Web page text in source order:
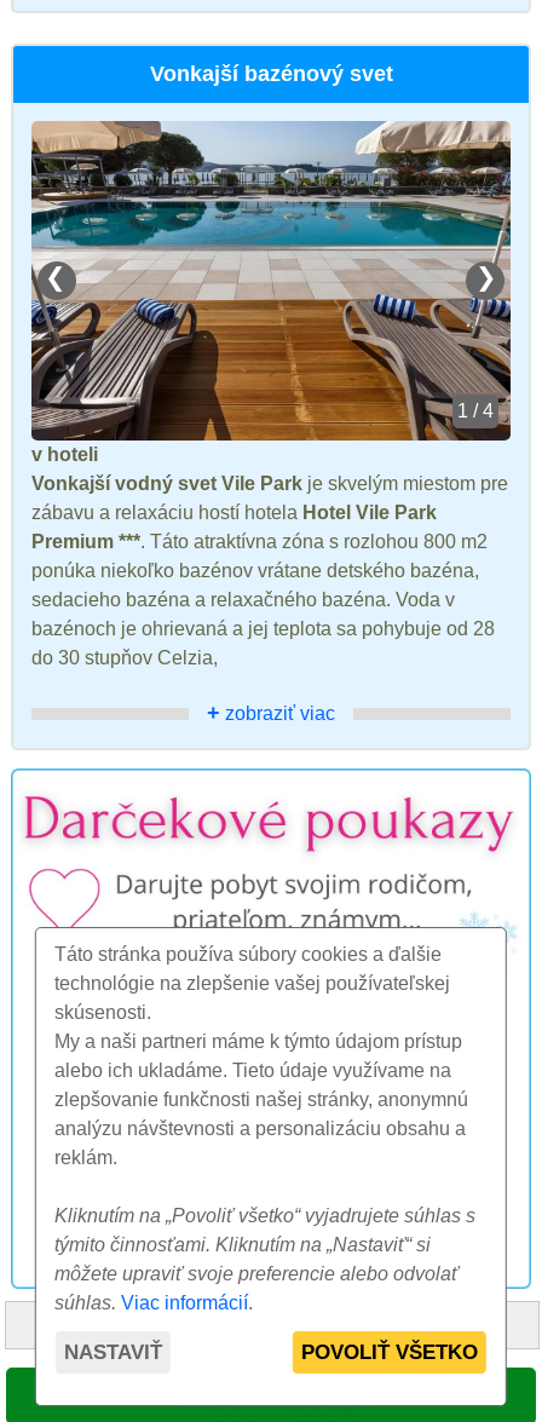
Táto stránka používa súbory cookies a ďalšie
technológie na zlepšenie vašej používateľskej
skúsenosti.
My a naši partneri máme k týmto údajom prístup
alebo ich ukladáme. Tieto údaje využívame na
zlepšovanie funkčnosti našej stránky, anonymnú
analýzu návštevnosti a personalizáciu obsahu a
reklám.
Kliknutím na „Povoliť všetko“ vyjadrujete súhlas s
týmito činnosťami. Kliknutím na „Nastaviť“ si
môžete upraviť svoje preferencie alebo odvolať
súhlas. Viac informácií.
NASTAVIŤ POVOLIŤ VŠETKO
Vonkajší bazénový svet
❮ ❯
1 / 4
v hoteli
Vonkajší vodný svet Vile Park je skvelým miestom pre
zábavu a relaxáciu hostí hotela Hotel Vile Park
Premium ***. Táto atraktívna zóna s rozlohou 800 m2
ponúka niekoľko bazénov vrátane detského bazéna,
sedacieho bazéna a relaxačného bazéna. Voda v
bazénoch je ohrievaná a jej teplota sa pohybuje od 28
do 30 stupňov Celzia,
+ zobraziť viac
© 2000-2026 CK SUNFLOWERS agency, s.r.o.
Tieto internetové stránky používajú súbory cookie. Viac informáciítu.